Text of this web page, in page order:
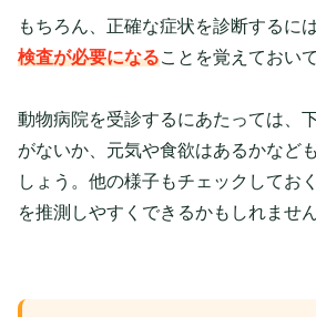
もちろん、正確な症状を診断するには
検査が必要になることを覚えておい
動物病院を受診するにあたっては、
がないか、元気や食欲はあるかなど
しょう。他の様子もチェックしてお
を推測しやすくできるかもしれません